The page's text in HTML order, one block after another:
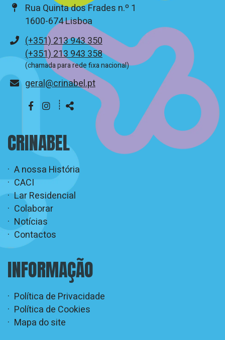
Rua Quinta dos Frades n.º 1
1600-674 Lisboa
Telefone
(+351) 213 943 350
(+351) 213 943 358
(chamada para rede fixa nacional)
E-
geral@crinabel.pt
Siga-
┊
Partilhar
CRINABEL
A nossa História
CACI
Lar Residencial
Colaborar
Notícias
Contactos
INFORMAÇÃO
Política de Privacidade
Política de Cookies
Mapa do site